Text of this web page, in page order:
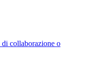
collaborazione o